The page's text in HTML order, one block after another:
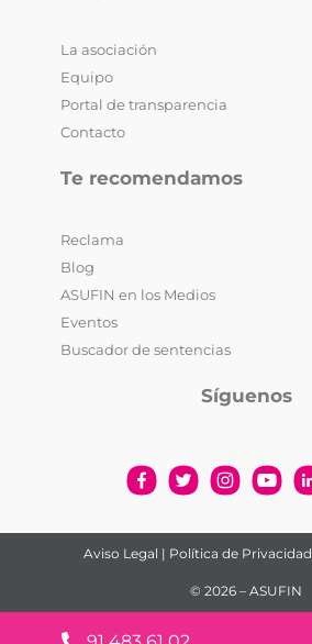
La asociación
Equipo
Portal de transparencia
Contacto
Te recomendamos
Reclama
Blog
ASUFIN en los Medios
Eventos
Buscador de sentencias
Síguenos
Aviso Legal | Política de Privacidad
© 2026 – ASUFIN